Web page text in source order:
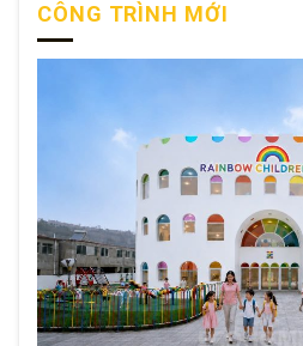
CÔNG TRÌNH MỚI